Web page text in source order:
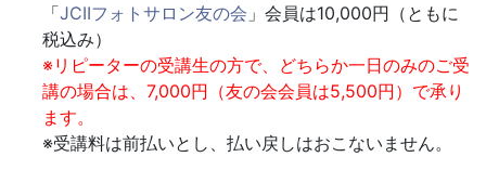
「JCIIフォトサロン友の会 」会員は10,000円（ともに
税込み）
※リピーターの受講生の方で、どちらか一日のみのご受
講の場合は、7,000円（友の会会員は5,500円）で承り
ます。
※受講料は前払いとし、払い戻しはおこないません。